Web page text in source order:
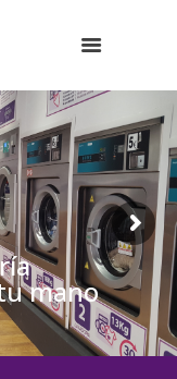
mano